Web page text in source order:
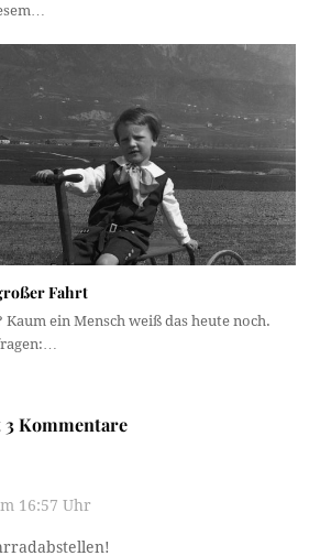
Fahrt
ein Mensch weiß das heute noch.
Kommentare
16:57 Uhr